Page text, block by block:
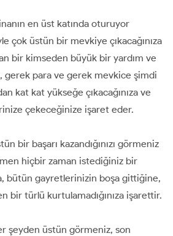
en üst katında oturuyor
çok üstün bir mevkiye çıkacağınıza
bir kimseden büyük bir yardım ve
gerek para ve gerek mevkice şimdi
kat kat yükseğe çıkacağınıza ve
çekeceğinize işaret eder.
bir başarı kazandığınızı görmeniz
hiçbir zaman istediğiniz bir
bütün gayretlerinizin boşa gittiğine,
bir türlü kurtulamadığınıza işarettir.
şeyden üstün görmeniz, son